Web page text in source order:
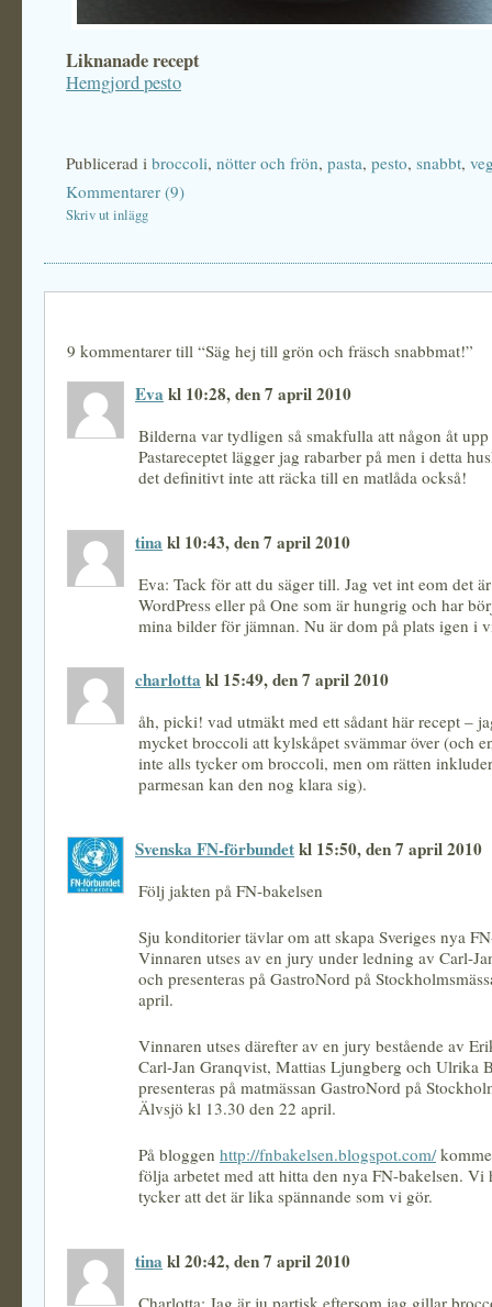
Liknanade recept
Hemgjord pesto
Publicerad i broccoli, nötter och frön, pasta, pesto, snabbt,
Kommentarer (9)
Skriv ut inlägg
9 kommentarer till “Säg hej till grön och fräsch snabbmat!”
Eva kl 10:28, den 7 april 2010
Bilderna var tydligen så smakfulla att någon åt
Pastareceptet lägger jag rabarber på men i detta
det definitivt inte att räcka till en matlåda också!
tina kl 10:43, den 7 april 2010
Eva: Tack för att du säger till. Jag vet int eom det
WordPress eller på One som är hungrig och har
mina bilder för jämnan. Nu är dom på plats igen i
charlotta kl 15:49, den 7 april 2010
åh, picki! vad utmäkt med ett sådant här recept –
mycket broccoli att kylskåpet svämmar över (och
inte alls tycker om broccoli, men om rätten
parmesan kan den nog klara sig).
Svenska FN-förbundetkl 15:50, den 7 april 2010
Följ jakten på FN-bakelsen
Sju konditorier tävlar om att skapa Sveriges nya
Vinnaren utses av en jury under ledning av Carl-
och presenteras på GastroNord på
april.
Vinnaren utses därefter av en jury bestående av
Carl-Jan Granqvist, Mattias Ljungberg och Ulrika
presenteras på matmässan GastroNord på
Älvsjö kl 13.30 den 22 april.
På bloggen http://fnbakelsen.blogspot.com/
följa arbetet med att hitta den nya FN-bakelsen. Vi
tycker att det är lika spännande som vi gör.
tina kl 20:42, den 7 april 2010
Charlotta: Jag är ju partisk eftersom jag gillar